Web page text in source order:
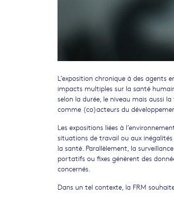
L’exposition chronique à des agents
impacts multiples sur la santé
selon la durée, le niveau mais aussi
comme (co)acteurs du
Les expositions liées à
situations de travail ou aux
la santé. Parallèlement, la
portatifs ou fixes génèrent des
concernés.
Dans un tel contexte, la FRM